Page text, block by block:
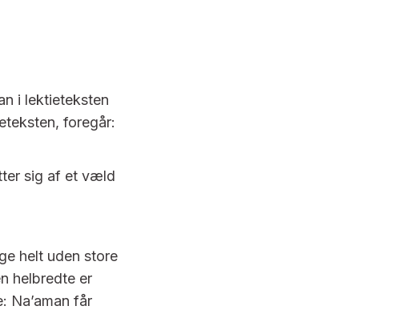
i lektieteksten
foregår:
sig af et væld
helt uden store
helbredte er
Na’aman får